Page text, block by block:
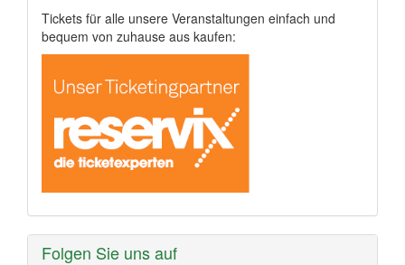
Tickets für alle unsere Veranstaltungen einfach und
bequem von zuhause aus kaufen:
Folgen Sie uns auf